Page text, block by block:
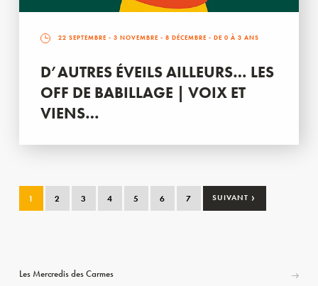
22 SEPTEMBRE - 3 NOVEMBRE - 8 DÉCEMBRE - DE 0 À 3 ANS
D’AUTRES ÉVEILS AILLEURS… LES
OFF DE BABILLAGE | VOIX ET
VIENS…
1 2 3 4 5 6 7 SUIVANT ›
Les Mercredis des Carmes